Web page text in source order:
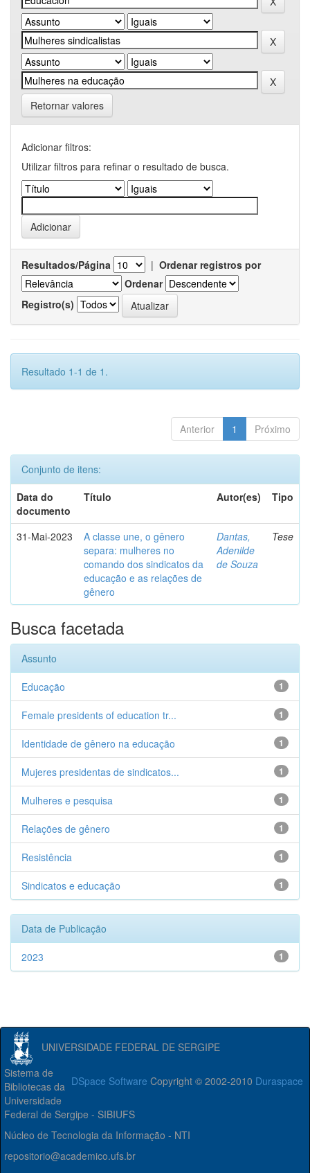
Retornar valores
Adicionar filtros:
Utilizar filtros para refinar o resultado de busca.
Resultados/Página | Ordenar registros por
Ordenar
Registro(s)
Resultado 1-1 de 1.
Anterior 1 Próximo
Conjunto de itens:
Data do
documento
Título Autor(es) Tipo
31-Mai-2023
A classe une, o gênero
separa: mulheres no
comando dos sindicatos da
educação e as relações de
gênero
Dantas,
Adenilde
de Souza
Tese
Busca facetada
Assunto
1
Educação
1
Female presidents of education tr...
1
Identidade de gênero na educação
1
Mujeres presidentas de sindicatos...
1
Mulheres e pesquisa
1
Relações de gênero
1
Resistência
1
Sindicatos e educação
Data de Publicação
1
2023
UNIVERSIDADE FEDERAL DE SERGIPE
DSpace Software Copyright © 2002-2010 Duraspace
Sistema de
Bibliotecas da
Universidade
Federal de Sergipe - SIBIUFS
Núcleo de Tecnologia da Informação - NTI
repositorio@academico.ufs.br